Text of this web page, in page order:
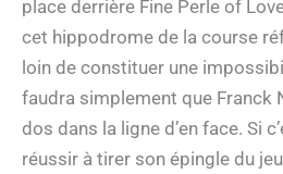
place derrière Fine Perle of
cet hippodrome de la course
loin de constituer une
faudra simplement que Franck
dos dans la ligne d’en face. Si
réussir à tirer son épingle du